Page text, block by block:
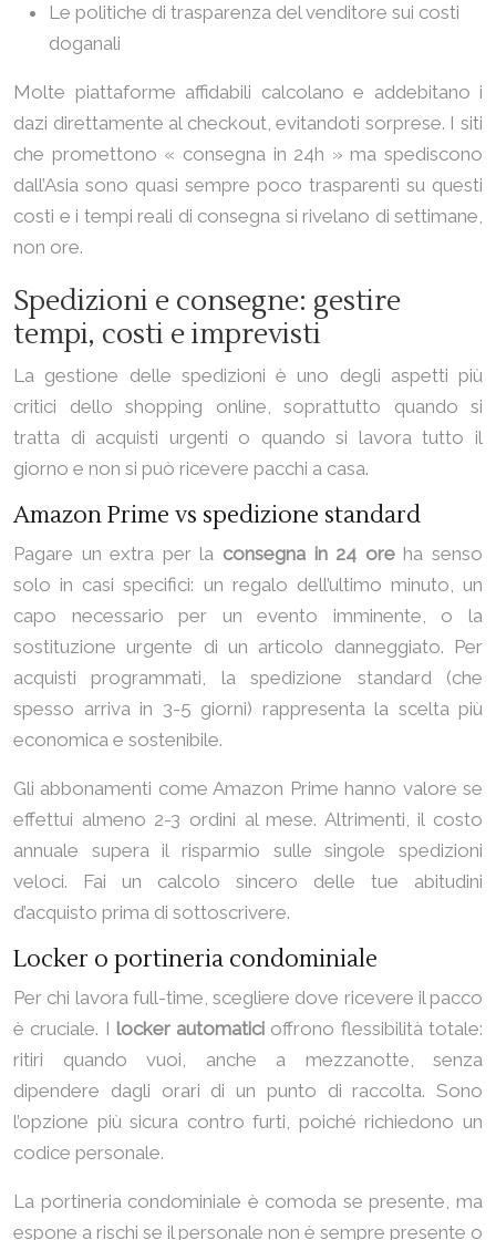
Le politiche di trasparenza del venditore sui costi
doganali
Molte piattaforme affidabili calcolano e addebitano i
dazi direttamente al checkout, evitandoti sorprese. I siti
che promettono « consegna in 24h » ma spediscono
dall’Asia sono quasi sempre poco trasparenti su questi
costi e i tempi reali di consegna si rivelano di settimane,
non ore.
Spedizioni e consegne: gestire
tempi, costi e imprevisti
La gestione delle spedizioni è uno degli aspetti più
critici dello shopping online, soprattutto quando si
tratta di acquisti urgenti o quando si lavora tutto il
giorno e non si può ricevere pacchi a casa.
Amazon Prime vs spedizione standard
Pagare un extra per la consegna in 24 oreha senso
solo in casi specifici: un regalo dell’ultimo minuto, un
capo necessario per un evento imminente, o la
sostituzione urgente di un articolo danneggiato. Per
acquisti programmati, la spedizione standard (che
spesso arriva in 3-5 giorni) rappresenta la scelta più
economica e sostenibile.
Gli abbonamenti come Amazon Prime hanno valore se
effettui almeno 2-3 ordini al mese. Altrimenti, il costo
annuale supera il risparmio sulle singole spedizioni
veloci. Fai un calcolo sincero delle tue abitudini
d’acquisto prima di sottoscrivere.
Locker o portineria condominiale
Per chi lavora full-time, scegliere dove ricevere il pacco
è cruciale. I locker automatici offrono flessibilità totale:
ritiri quando vuoi, anche a mezzanotte, senza
dipendere dagli orari di un punto di raccolta. Sono
l’opzione più sicura contro furti, poiché richiedono un
codice personale.
La portineria condominiale è comoda se presente, ma
espone a rischi se il personale non è sempre presente o